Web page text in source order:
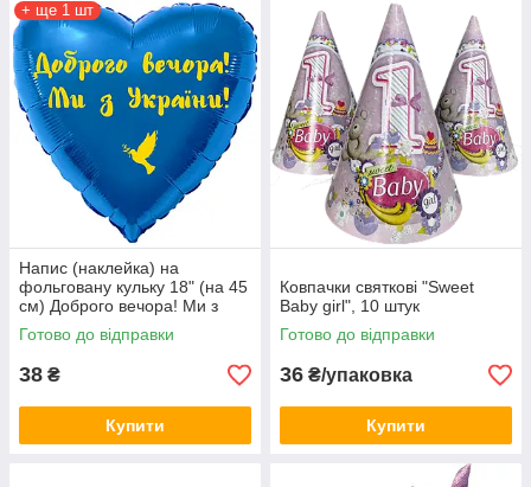
+ ще 1 шт
Напис (наклейка) на
фольговану кульку 18" (на 45
см) Доброго вечора! Ми з
України! (будь-який колір)
Готово до відправки
38 ₴
Купити
Ковпачки святкові "Sweet
Baby girl", 10 штук
Готово до відправки
36 ₴/упаковка
Купити